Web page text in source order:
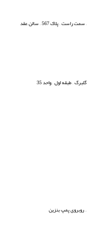
نشانی سالن : تهران – خیابان دماوند غرب – نرسیده به تقاطع آیت – سمت راست – پلاک 567 – سالن عقد
– طبقه اول – واحد 35
روبروی پمپ بنزین